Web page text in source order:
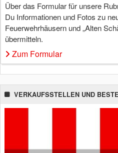
Über das Formular für unsere
Du Informationen und Fotos zu
Feuerwehrhäusern und „Alten
übermitteln.
Zum Formular
VERKAUFSSTELLEN UND